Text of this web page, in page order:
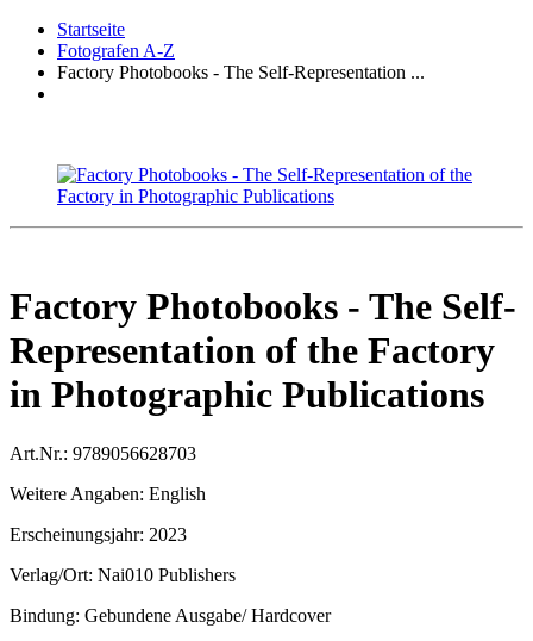
Startseite
Fotografen A-Z
Factory Photobooks - The Self-Representation ...
Factory Photobooks - The Self-
Representation of the Factory
in Photographic Publications
Art.Nr.: 9789056628703
Weitere Angaben: English
Erscheinungsjahr: 2023
Verlag/Ort: Nai010 Publishers
Bindung: Gebundene Ausgabe/ Hardcover